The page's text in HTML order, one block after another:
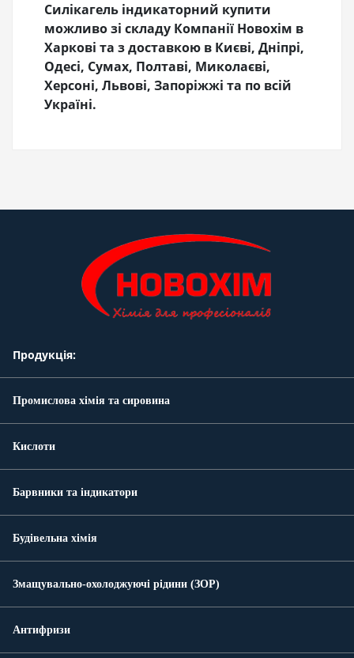
Силікагель індикаторний купити
можливо зі складу Компанії Новохім в
Харкові та з доставкою в Києві, Дніпрі,
Одесі, Сумах, Полтаві, Миколаєві,
Херсоні, Львові, Запоріжжі та по всій
Україні.
Продукція:
Промислова хімія та сировина
Кислоти
Барвники та індикатори
Будівельна хімія
Змащувально-охолоджуючі рідини (ЗОР)
Антифризи